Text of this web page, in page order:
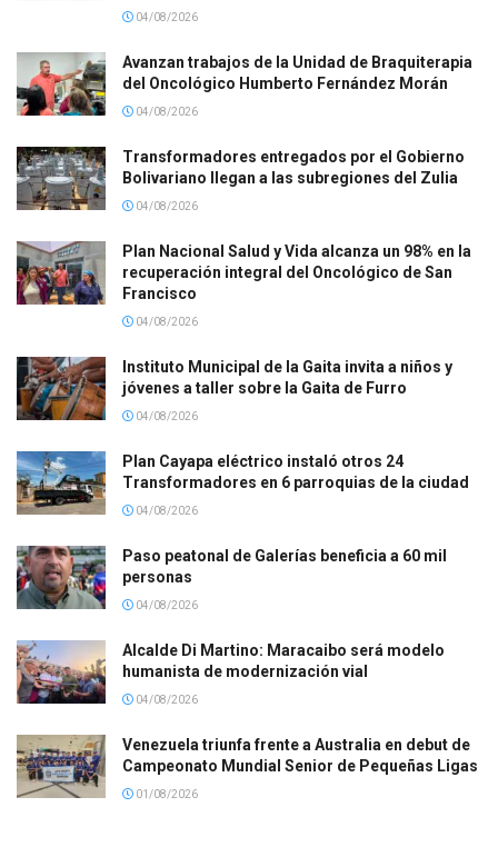
04/08/2026
Avanzan trabajos de la Unidad de Braquiterapia
del Oncológico Humberto Fernández Morán
04/08/2026
Transformadores entregados por el Gobierno
Bolivariano llegan a las subregiones del Zulia
04/08/2026
Plan Nacional Salud y Vida alcanza un 98% en la
recuperación integral del Oncológico de San
Francisco
04/08/2026
Instituto Municipal de la Gaita invita a niños y
jóvenes a taller sobre la Gaita de Furro
04/08/2026
Plan Cayapa eléctrico instaló otros 24
Transformadores en 6 parroquias de la ciudad
04/08/2026
Paso peatonal de Galerías beneficia a 60 mil
personas
04/08/2026
Alcalde Di Martino: Maracaibo será modelo
humanista de modernización vial
04/08/2026
Venezuela triunfa frente a Australia en debut de
Campeonato Mundial Senior de Pequeñas Ligas
01/08/2026